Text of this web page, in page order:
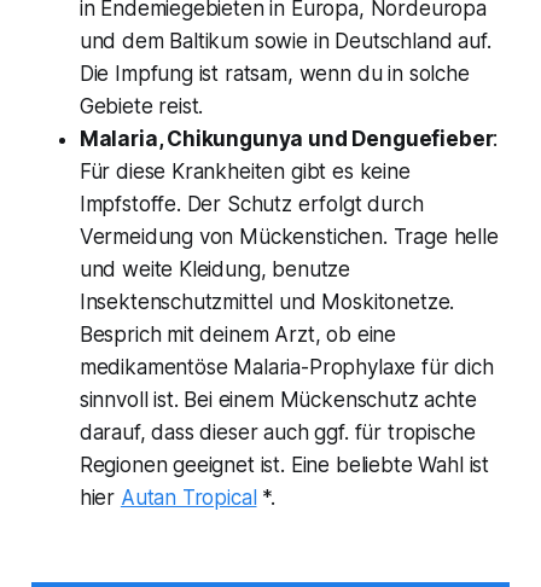
in Endemiegebieten in Europa, Nordeuropa
und dem Baltikum sowie in Deutschland auf.
Die Impfung ist ratsam, wenn du in solche
Gebiete reist.
Malaria, Chikungunya und Denguefieber:
Für diese Krankheiten gibt es keine
Impfstoffe. Der Schutz erfolgt durch
Vermeidung von Mückenstichen. Trage helle
und weite Kleidung, benutze
Insektenschutzmittel und Moskitonetze.
Besprich mit deinem Arzt, ob eine
medikamentöse Malaria-Prophylaxe für dich
sinnvoll ist. Bei einem Mückenschutz achte
darauf, dass dieser auch ggf. für tropische
Regionen geeignet ist. Eine beliebte Wahl ist
hier Autan Tropical *.